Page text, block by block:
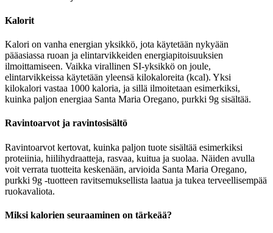
Kalorit
Kalori on vanha energian yksikkö, jota käytetään nykyään
pääasiassa ruoan ja elintarvikkeiden energiapitoisuuksien
ilmoittamiseen. Vaikka virallinen SI-yksikkö on joule,
elintarvikkeissa käytetään yleensä kilokaloreita (kcal). Yksi
kilokalori vastaa 1000 kaloria, ja sillä ilmoitetaan esimerkiksi,
kuinka paljon energiaa Santa Maria Oregano, purkki 9g sisältää.
Ravintoarvot ja ravintosisältö
Ravintoarvot kertovat, kuinka paljon tuote sisältää esimerkiksi
proteiinia, hiilihydraatteja, rasvaa, kuitua ja suolaa. Näiden avulla
voit verrata tuotteita keskenään, arvioida Santa Maria Oregano,
purkki 9g -tuotteen ravitsemuksellista laatua ja tukea terveellisempää
ruokavaliota.
Miksi kalorien seuraaminen on tärkeää?